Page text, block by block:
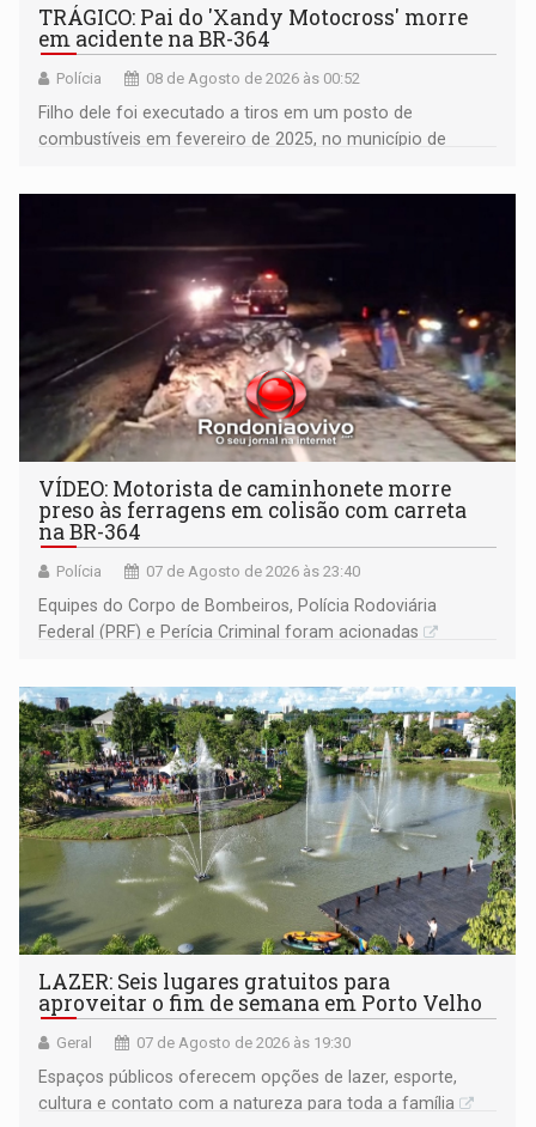
TRÁGICO: Pai do 'Xandy Motocross' morre
em acidente na BR-364
Polícia 08 de Agosto de 2026 às 00:52
Filho dele foi executado a tiros em um posto de
combustíveis em fevereiro de 2025, no município de
VÍDEO: Motorista de caminhonete morre
preso às ferragens em colisão com carreta
na BR-364
Polícia 07 de Agosto de 2026 às 23:40
Equipes do Corpo de Bombeiros, Polícia Rodoviária
Federal (PRF) e Perícia Criminal foram acionadas
LAZER: Seis lugares gratuitos para
aproveitar o fim de semana em Porto Velho
Geral 07 de Agosto de 2026 às 19:30
Espaços públicos oferecem opções de lazer, esporte,
cultura e contato com a natureza para toda a família